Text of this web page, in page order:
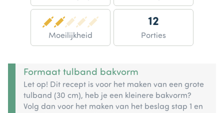
Moeilijkheid
12
Porties
Formaat tulband bakvorm
Let op! Dit recept is voor het maken van een grote
tulband (30 cm), heb je een kleinere bakvorm?
Volg dan voor het maken van het beslag stap 1 en